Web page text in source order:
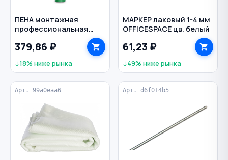
ПЕНА монтажная
профессиональная
всесезонная 625 мл
Профиль 65 Lite PROFIL
379,86 ₽
↓18% ниже рынка
МАРКЕР лаковый 1-4 мм
OFFICESPACE цв. белый
61,23 ₽
↓49% ниже рынка
Арт. 99a0eaa6 Арт. d6f014b5